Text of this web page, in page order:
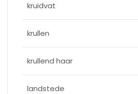
kruidvat
krullen
krullend haar
landstede